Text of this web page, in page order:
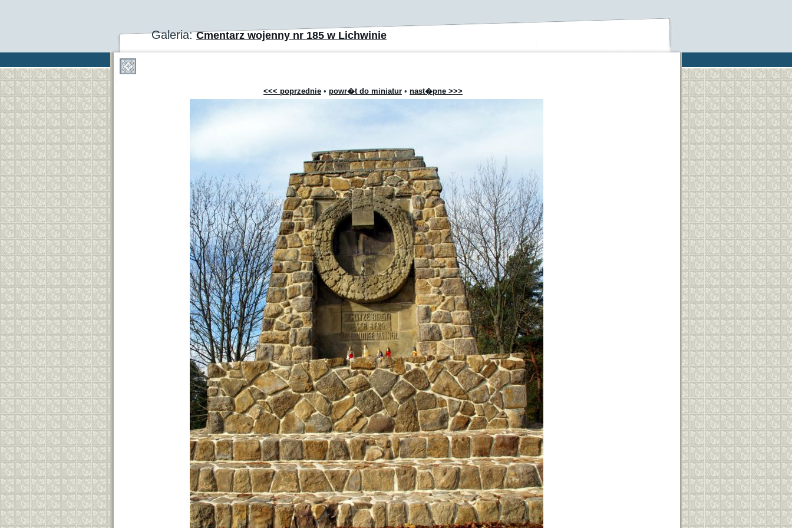
Galeria:Cmentarz wojenny nr 185 w Lichwinie
<<< poprzednie • powr�t do miniatur • nast�pne >>>